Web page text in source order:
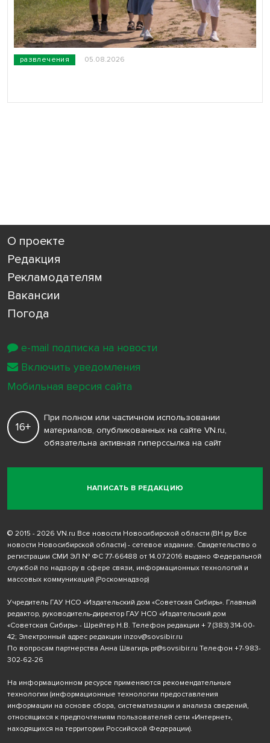
развлечения 05.08.2026
О проекте
Редакция
Рекламодателям
Вакансии
Погода
НАПИСАТЬ В РЕДАКЦИЮ
16+
При полном или частичном использовании
материалов, опубликованных на сайте VN.ru,
обязательна активная гиперссылка на сайт
© 2015 - 2026 VN.ru Все новости Новосибирской области (ВН.ру Все
новости Новосибирской области) - сетевое издание. Свидетельство о
регистрации СМИ ЭЛ № ФС 77-66488 от 14.07.2016 выдано Федеральной
службой по надзору в сфере связи, информационных технологий и
массовых коммуникаций (Роскомнадзор)
Учредитель ГАУ НСО «Издательский дом «Советская Сибирь». Главный
редактор, руководитель-директор ГАУ НСО «Издательский дом
«Советская Сибирь» - Шрейтер Н.В. Телефон редакции + 7 (383) 314-00-
42; Электронный адрес редакции inzov@sovsibir.ru
По вопросам партнерства Анна Швагирь pr@sovsibir.ru Телефон +7-983-
302-62-26
На информационном ресурсе применяются рекомендательные
технологии (информационные технологии предоставления
информации на основе сбора, систематизации и анализа сведений,
относящихся к предпочтениям пользователей сети «Интернет»,
находящихся на территории Российской Федерации).
e-mail подписка на новости
Включить уведомления
Мобильная версия сайта